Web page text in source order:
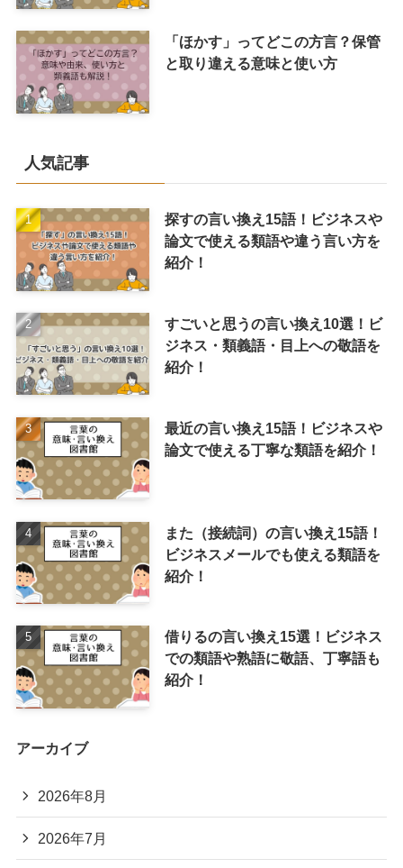
「ほかす」ってどこの方言？保管
と取り違える意味と使い方
人気記事
探すの言い換え15語！ビジネスや
論文で使える類語や違う言い方を
紹介！
すごいと思うの言い換え10選！ビ
ジネス・類義語・目上への敬語を
紹介！
最近の言い換え15語！ビジネスや
論文で使える丁寧な類語を紹介！
また（接続詞）の言い換え15語！
ビジネスメールでも使える類語を
紹介！
借りるの言い換え15選！ビジネス
での類語や熟語に敬語、丁寧語も
紹介！
アーカイブ
2026年8月
2026年7月